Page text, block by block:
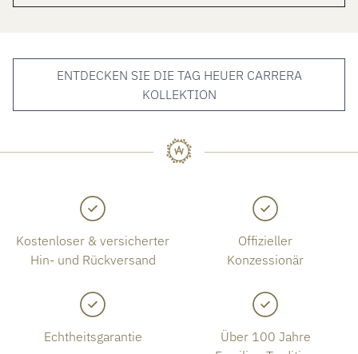
ENTDECKEN SIE DIE TAG HEUER CARRERA
KOLLEKTION
Kostenloser & versicherter
Hin- und Rückversand
Offizieller
Konzessionär
Echtheitsgarantie
Über 100 Jahre